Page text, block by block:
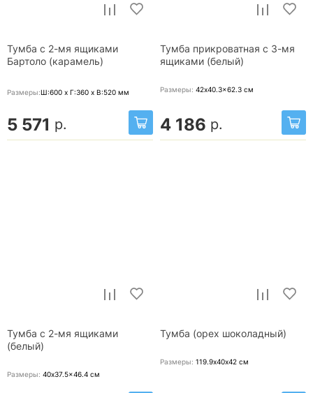
Тумба с 2-мя ящиками
Бартоло (карамель)
Размеры:Ш:600 x Г:360 x В:520 мм
5 571 р.
Тумба прикроватная с 3-мя
ящиками (белый)
Размеры: 42x40.3x62.3 см
4 186 р.
Тумба с 2-мя ящиками
(белый)
Размеры: 40x37.5x46.4 см
Тумба (орех шоколадный)
Размеры: 119.9х40х42 см